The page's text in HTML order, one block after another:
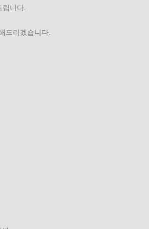
립니다.
드리겠습니다.